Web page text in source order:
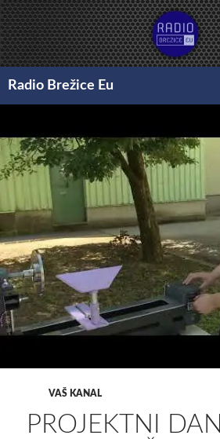
Preskoči
na
vsebino
Radio Brežice Eu
VAŠ KANAL
PROJEKTNI DAN